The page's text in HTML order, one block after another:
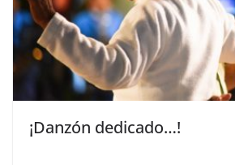
¡Danzón dedicado…!